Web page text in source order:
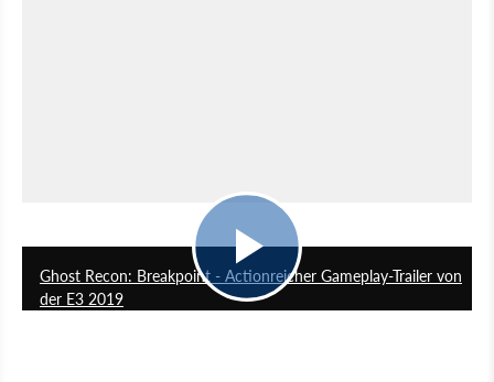
Ghost Recon: Breakpoint - Actionreicher Gameplay-Trailer von
der E3 2019